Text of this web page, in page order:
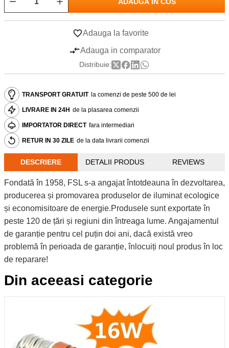
Adauga la favorite
Adauga in comparator
Distribuie:
TRANSPORT GRATUIT la comenzi de peste 500 de lei
LIVRARE IN 24H de la plasarea comenzii
IMPORTATOR DIRECT fara intermediari
RETUR IN 30 ZILE de la data livrarii comenzii
DESCRIERE DETALII PRODUS REVIEWS
Fondată în 1958, FSL s-a angajat întotdeauna în dezvoltarea,
producerea și promovarea produselor de iluminat ecologice
și economisitoare de energie.Produsele sunt exportate în
peste 120 de țări și regiuni din întreaga lume. Angajamentul
de garanție pentru cel puțin doi ani, dacă există vreo
problemă în perioada de garanție, înlocuiți noul produs în loc
de reparare!
Din aceeasi categorie